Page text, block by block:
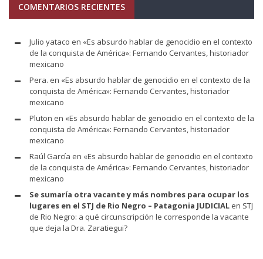
COMENTARIOS RECIENTES
Julio yataco en «Es absurdo hablar de genocidio en el contexto
de la conquista de América»: Fernando Cervantes, historiador
mexicano
Pera. en «Es absurdo hablar de genocidio en el contexto de la
conquista de América»: Fernando Cervantes, historiador
mexicano
Pluton en «Es absurdo hablar de genocidio en el contexto de la
conquista de América»: Fernando Cervantes, historiador
mexicano
Raúl García en «Es absurdo hablar de genocidio en el contexto
de la conquista de América»: Fernando Cervantes, historiador
mexicano
Se sumaría otra vacante y más nombres para ocupar los
lugares en el STJ de Rio Negro – Patagonia JUDICIAL en STJ
de Rio Negro: a qué circunscripción le corresponde la vacante
que deja la Dra. Zaratiegui?